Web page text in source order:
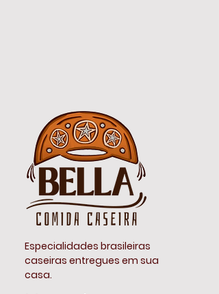
Especialidades brasileiras
caseiras entregues em sua
casa.